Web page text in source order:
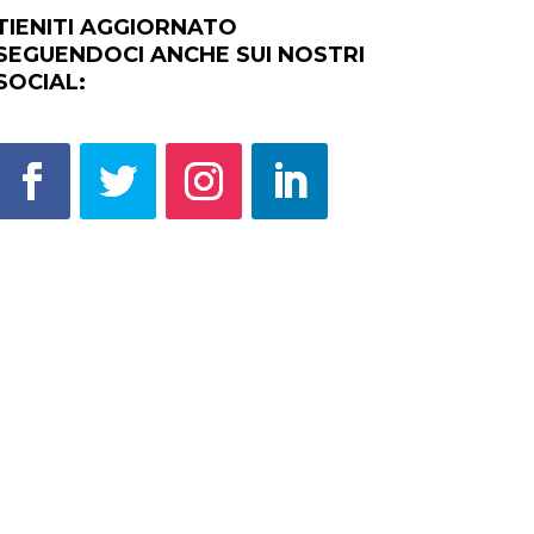
AGGIORNATO
ANCHE SUI NOSTRI